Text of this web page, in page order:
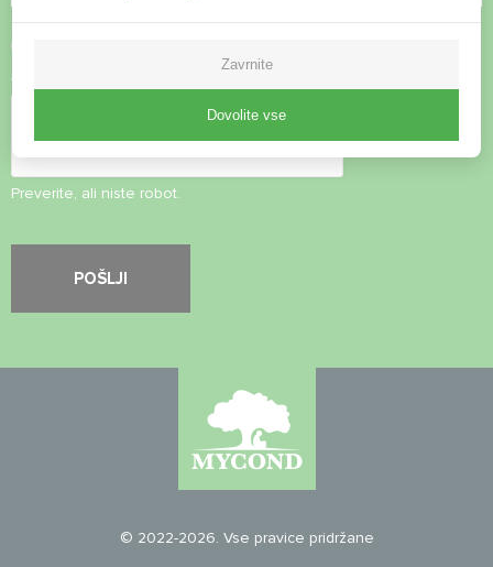
Varnostni pregled
Preverite, ali niste robot.
© 2022-2026. Vse pravice pridržane
Zavrnite
Dovolite vse